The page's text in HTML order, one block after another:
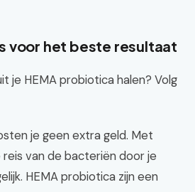
voor het beste resultaat
je HEMA probiotica halen? Volg
je geen extra geld. Met
van de bacteriën door je
HEMA probiotica zijn een